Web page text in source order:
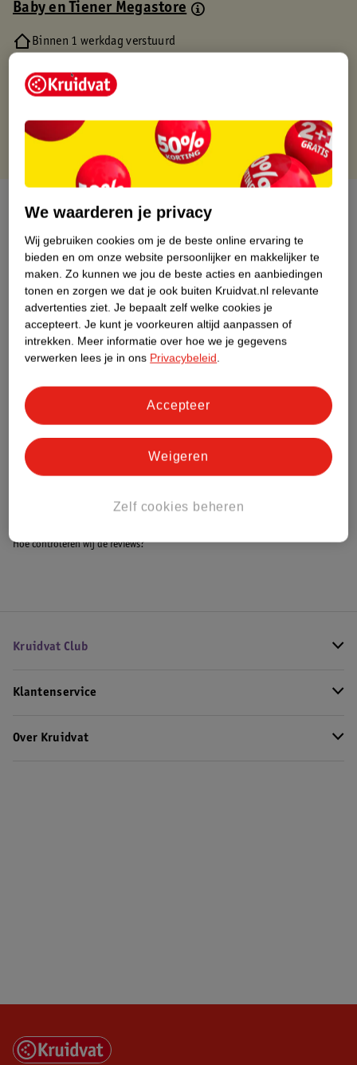
Baby en Tiener Megastore
Binnen 1 werkdag verstuurd
Gratis retourneren via verkooppartner.
Gratis punten met je Kruidvat kaart
Over dit product
Productinformatie
Nature Impact Score
Dit product heeft (nog) geen Nature
Impact Score.
Meer informatie
Bestel & Bezorginformatie
Bekijk ook
Alle Babyslaapzakken
Hoe controleren wij de reviews?
Kruidvat Club
Klantenservice
Over Kruidvat
We waarderen je privacy
Wij gebruiken cookies om je de beste online ervaring te
bieden en om onze website persoonlijker en makkelijker te
maken. Zo kunnen we jou de beste acties en aanbiedingen
tonen en zorgen we dat je ook buiten Kruidvat.nl relevante
advertenties ziet. Je bepaalt zelf welke cookies je
accepteert. Je kunt je voorkeuren altijd aanpassen of
intrekken. Meer informatie over hoe we je gegevens
verwerken lees je in ons Privacybeleid.
Zelf cookies beheren
Weigeren
Accepteer